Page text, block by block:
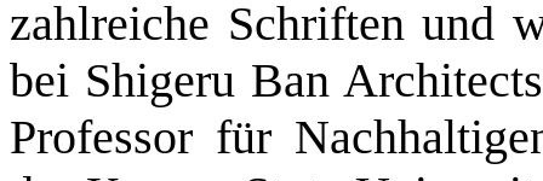
zahlreiche Schriften und
bei Shigeru Ban
Professor für